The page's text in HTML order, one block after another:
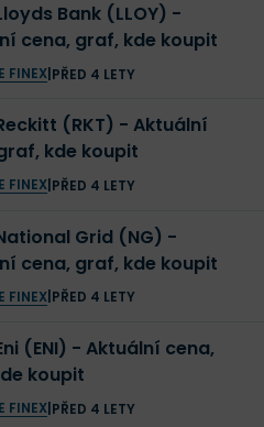
Bank (LLOY) -
cena, graf, kde koupit
FINEX| PŘED 4 LETY
(RKT) - Aktuální
kde koupit
FINEX| PŘED 4 LETY
Grid (NG) -
cena, graf, kde koupit
FINEX| PŘED 4 LETY
Aktuální cena,
koupit
FINEX| PŘED 4 LETY